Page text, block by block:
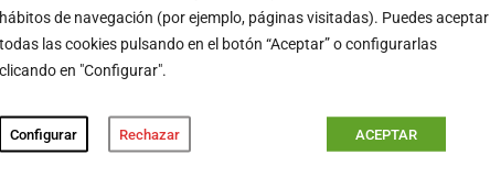
hábitos de navegación (por ejemplo, páginas visitadas). Puedes aceptar
todas las cookies pulsando en el botón “Aceptar” o configurarlas
clicando en "Configurar".
Configurar Rechazar ACEPTAR
PUBLICIDAD